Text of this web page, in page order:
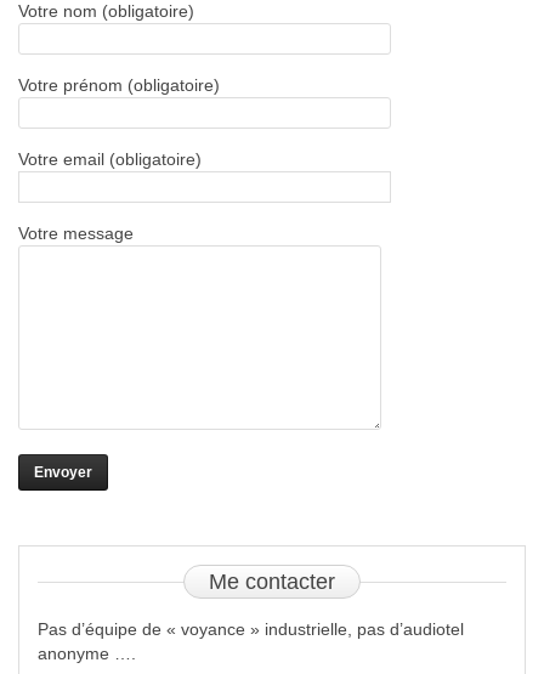
Votre nom (obligatoire)
Votre prénom (obligatoire)
Votre email (obligatoire)
Votre message
Me contacter
Pas d’équipe de « voyance » industrielle, pas d’audiotel
anonyme ….